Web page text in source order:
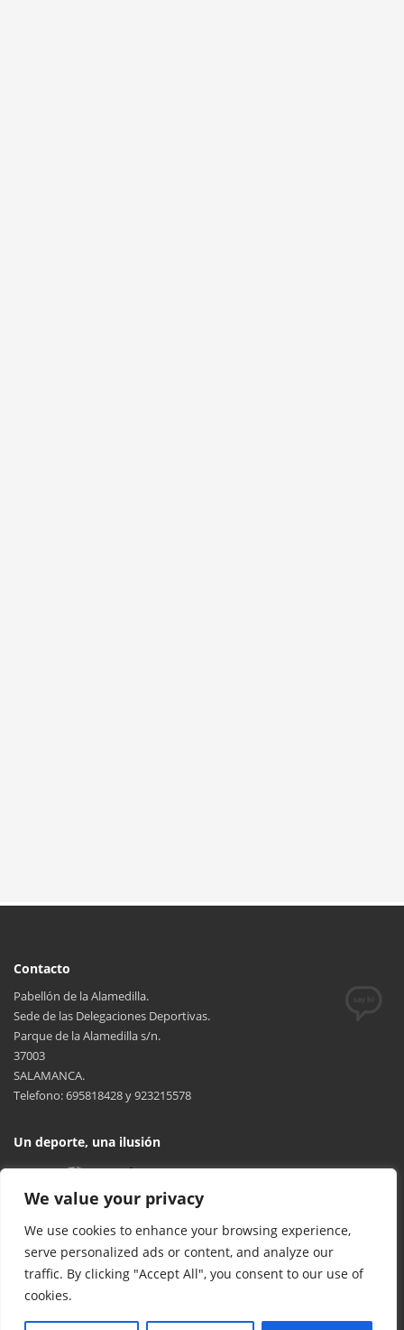
We value your privacy
We use cookies to enhance your browsing experience,
serve personalized ads or content, and analyze our
traffic. By clicking "Accept All", you consent to our use of
cookies.
Contacto
Pabellón de la Alamedilla.
Sede de las Delegaciones Deportivas.
Parque de la Alamedilla s/n.
37003
SALAMANCA.
Telefono: 695818428 y 923215578
Un deporte, una ilusión